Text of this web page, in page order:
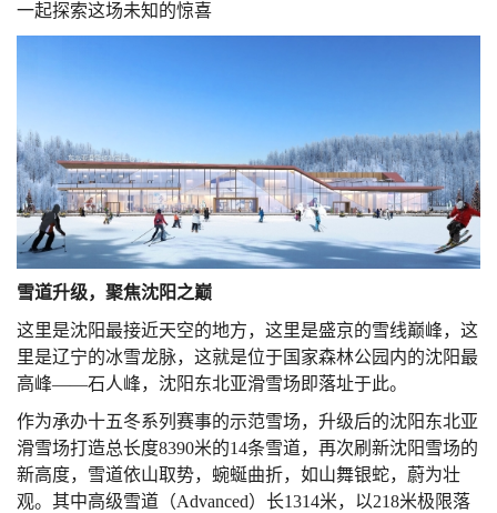
一起探索这场未知的惊喜
雪道升级，聚焦沈阳之巅
这里是沈阳最接近天空的地方，这里是盛京的雪线巅峰，这
里是辽宁的冰雪龙脉，这就是位于国家森林公园内的沈阳最
高峰——石人峰，沈阳东北亚滑雪场即落址于此。
作为承办十五冬系列赛事的示范雪场，升级后的沈阳东北亚
滑雪场打造总长度8390米的14条雪道，再次刷新沈阳雪场的
新高度，雪道依山取势，蜿蜒曲折，如山舞银蛇，蔚为壮
观。其中高级雪道（Advanced）长1314米，以218米极限落